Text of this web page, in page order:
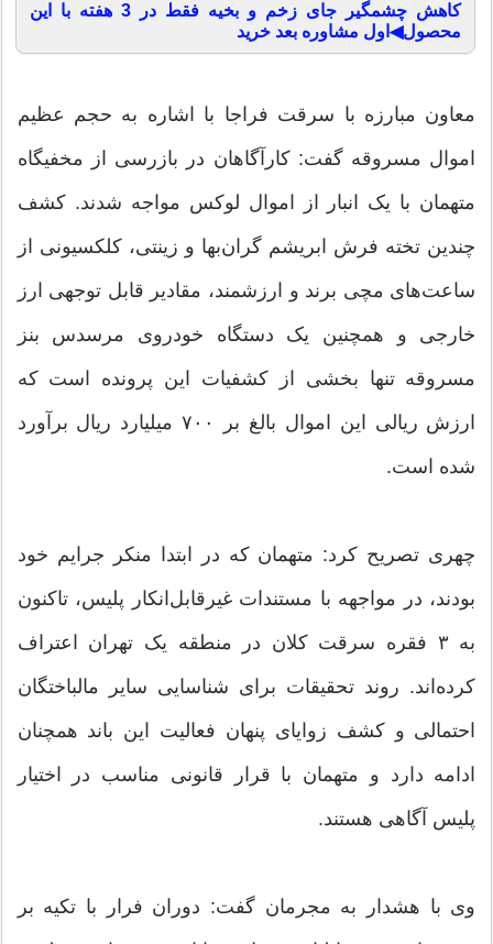
کاهش چشمگیر جای زخم و بخیه فقط در 3 هفته با این
محصول◀اول مشاوره بعد خرید
معاون مبارزه با سرقت فراجا با اشاره به حجم عظیم
اموال مسروقه گفت: کارآگاهان در بازرسی از مخفیگاه
متهمان با یک انبار از اموال لوکس مواجه شدند. کشف
چندین تخته فرش ابریشم گران‌بها و زینتی، کلکسیونی از
ساعت‌های مچی برند و ارزشمند، مقادیر قابل توجهی ارز
خارجی و همچنین یک دستگاه خودروی مرسدس بنز
مسروقه تنها بخشی از کشفیات این پرونده است که
ارزش ریالی این اموال بالغ بر ۷۰۰ میلیارد ریال برآورد
شده است.
چهری تصریح کرد: متهمان که در ابتدا منکر جرایم خود
بودند، در مواجهه با مستندات غیرقابل‌انکار پلیس، تاکنون
به ۳ فقره سرقت کلان در منطقه یک تهران اعتراف
کرده‌اند. روند تحقیقات برای شناسایی سایر مالباختگان
احتمالی و کشف زوایای پنهان فعالیت این باند همچنان
ادامه دارد و متهمان با قرار قانونی مناسب در اختیار
پلیس آگاهی هستند.
وی با هشدار به مجرمان گفت: دوران فرار با تکیه بر